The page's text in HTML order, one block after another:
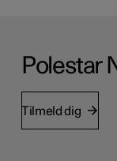
Polestar
Tilmeld dig